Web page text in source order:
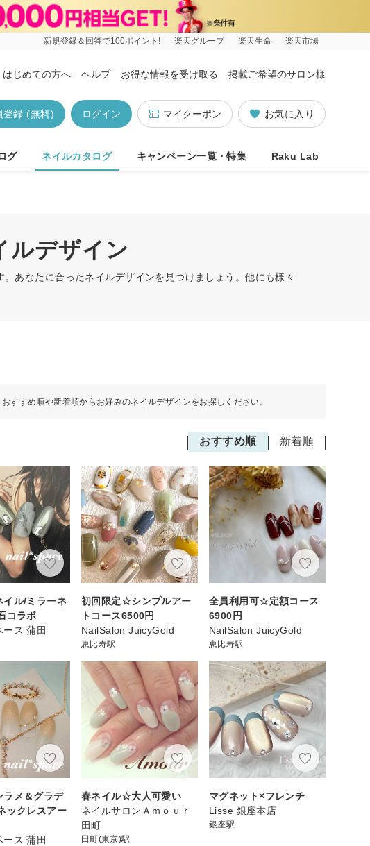
新規登録＆回答で100ポイント! 楽天グループ 楽天生命 楽天市場
はじめての方へ ヘルプ お得な情報を受け取る 掲載ご希望のサロン様
お気に入り
マイクーポン
ログイン
登録 (無料)
グ ネイルカタログ キャンペーン一覧・特集 Raku Lab
ルデザイン
あなたに合ったネイルデザインを見つけましょう。他にも様々
おすすめ順や新着順からお好みのネイルデザインをお探しください。
おすすめ順 新着順
イル/ミラーネ
コラボ
ース 蒲田
初回限定☆シンプルアー
トコース6500円
NailSalon JuicyGold
恵比寿駅
全員利用可☆定額コース
6900円
NailSalon JuicyGold
恵比寿駅
ラメ＆グラデ
ックレスアー
ース 蒲田
春ネイル☆大人可愛い
ネイルサロンＡｍｏｕｒ
田町
田町(東京)駅
マグネット×フレンチ
Lisse 銀座本店
銀座駅